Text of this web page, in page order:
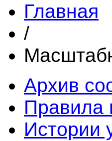
Главная
/
Архив
Правила
Истории